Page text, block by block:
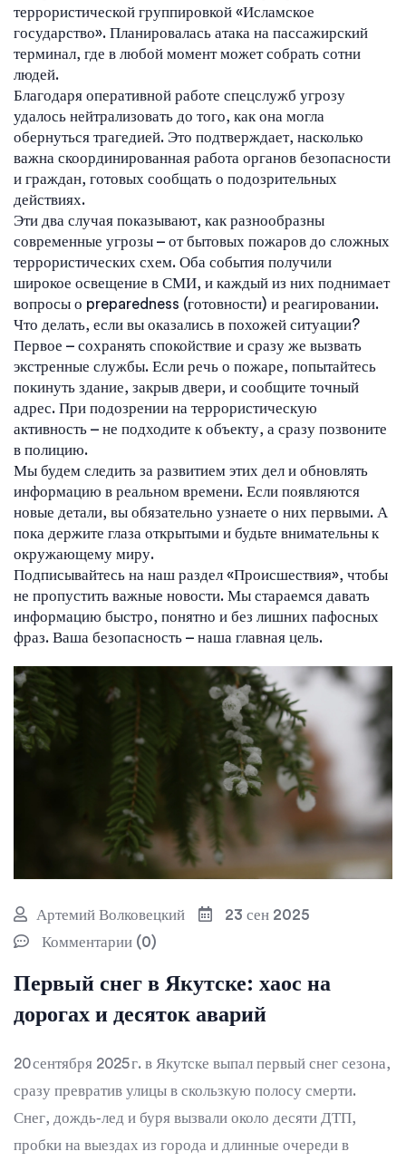
террористической группировкой «Исламское
государство». Планировалась атака на пассажирский
терминал, где в любой момент может собрать сотни
людей.
Благодаря оперативной работе спецслужб угрозу
удалось нейтрализовать до того, как она могла
обернуться трагедией. Это подтверждает, насколько
важна скоординированная работа органов безопасности
и граждан, готовых сообщать о подозрительных
действиях.
Эти два случая показывают, как разнообразны
современные угрозы – от бытовых пожаров до сложных
террористических схем. Оба события получили
широкое освещение в СМИ, и каждый из них поднимает
вопросы о preparedness (готовности) и реагировании.
Что делать, если вы оказались в похожей ситуации?
Первое – сохранять спокойствие и сразу же вызвать
экстренные службы. Если речь о пожаре, попытайтесь
покинуть здание, закрыв двери, и сообщите точный
адрес. При подозрении на террористическую
активность – не подходите к объекту, а сразу позвоните
в полицию.
Мы будем следить за развитием этих дел и обновлять
информацию в реальном времени. Если появляются
новые детали, вы обязательно узнаете о них первыми. А
пока держите глаза открытыми и будьте внимательны к
окружающему миру.
Подписывайтесь на наш раздел «Происшествия», чтобы
не пропустить важные новости. Мы стараемся давать
информацию быстро, понятно и без лишних пафосных
фраз. Ваша безопасность – наша главная цель.
Артемий Волковецкий
23 сен 2025
Комментарии (0)
Первый снег в Якутске: хаос на
дорогах и десяток аварий
20 сентября 2025 г. в Якутске выпал первый снег сезона,
сразу превратив улицы в скользкую полосу смерти.
Снег, дождь‑лед и буря вызвали около десяти ДТП,
пробки на выездах из города и длинные очереди в